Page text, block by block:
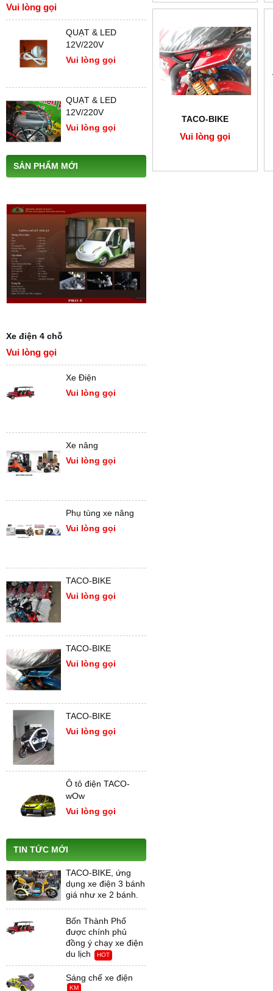
Vui lòng gọi
QUẠT & LED
12V/220V
Vui lòng gọi
QUẠT & LED
12V/220V
Vui lòng gọi
SẢN PHẨM MỚI
Xe điện 4 chỗ
Vui lòng gọi
Xe Điện
Vui lòng gọi
Xe nâng
Vui lòng gọi
Phụ tùng xe nâng
Vui lòng gọi
TACO-BIKE
Vui lòng gọi
TACO-BIKE
Vui lòng gọi
TACO-BIKE
Vui lòng gọi
Ô tô điện TACO-
wOw
Vui lòng gọi
TIN TỨC MỚI
TACO-BIKE, ứng
dụng xe điện 3 bánh
giá như xe 2 bánh.
Bốn Thành Phố
được chính phủ
đồng ý chạy xe điện
du lịch
HOT
Sáng chế xe điện
KM
TACO-BIKE
Vui lòng gọi